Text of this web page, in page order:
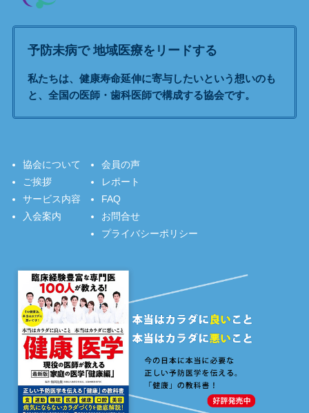
予防未病で 地域医療をリードする
私たちは、健康寿命延伸に寄与したいという想いのも
と、全国の医師・歯科医師で構成する協会です。
協会について
ご挨拶
サービス内容
入会案内
会員の声
レポート
FAQ
お問合せ
プライバシーポリシー